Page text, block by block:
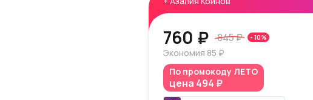
760 ₽ 845 ₽ - 10%
Экономия 85 ₽
По промокоду ЛЕТО
цена 494 ₽